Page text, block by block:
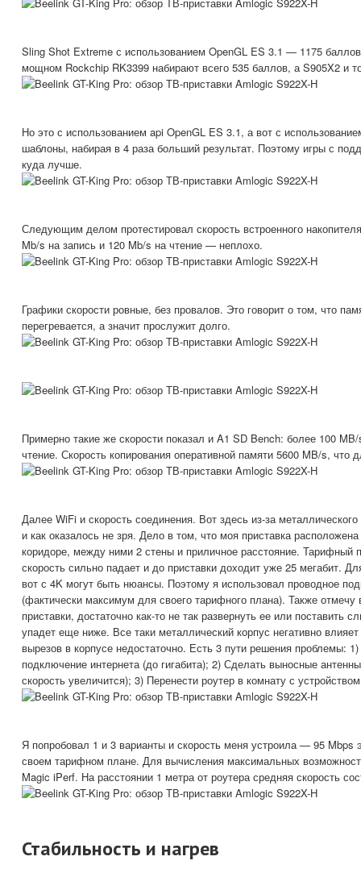
Sling Shot Extreme с использованием OpenGL ES 3.1 — 1175
мощном Rockchip RK3399 набирают всего 535 баллов, а S905X2 и
Но это с использованием api OpenGL ES 3.1, а вот с
шаблоны, набирая в 4 раза больший результат. Поэтому игры с
куда лучше.
Следующим делом протестировал скорость встроенного
Mb/s на запись и 120 Mb/s на чтение — неплохо.
Графики скорости ровные, без провалов. Это говорит о том, что
перегревается, а значит прослужит долго.
Примерно такие же скорости показал и A1 SD Bench: более 100
чтение. Скорость копирования оперативной памяти 5600 MB/s, что
Далее WiFi и скорость соединения. Вот здесь из-за
и как оказалось не зря. Дело в том, что моя приставка
коридоре, между ними 2 стены и приличное расстояние. Тарифный
скорость сильно падает и до приставки доходит уже 25 мегабит.
вот с 4K могут быть нюансы. Поэтому я использовал проводное
(фактически максимум для своего тарифного плана). Также отмечу
приставки, достаточно как-то не так развернуть ее или поставить
упадет еще ниже. Все таки металлический корпус негативно
вырезов в корпусе недостаточно. Есть 3 пути решения проблемы:
подключение интернета (до гигабита); 2) Сделать выносные
скорость увеличится); 3) Перенести роутер в комнату с
Я попробовал 1 и 3 варианты и скорость меня устроила — 95 Mbps
своем тарифном плане. Для вычисления максимальных
Magic iPerf. На расстоянии 1 метра от роутера средняя скорость
Стабильность и нагрев